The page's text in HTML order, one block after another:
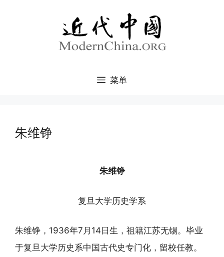
菜单
朱维铮
朱维铮
复旦大学历史学系
朱维铮，1936年7月14日生，祖籍江苏无锡。毕业
于复旦大学历史系中国古代史专门化，留校任教。